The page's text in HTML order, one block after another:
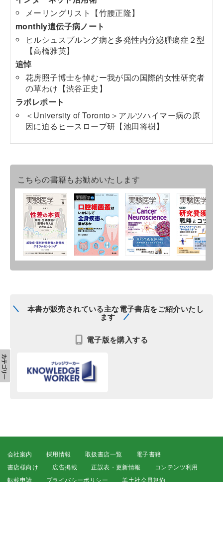
メーリングリスト【竹腰正隆】
monthly遺伝子病ノート
ヒルシュスプルング病と多発性内分泌腫瘍症２型
【高橋雅英】
追悼
花房照子博士を悼むー我が国の国際的女性研究者
の草わけ【渋谷正史】
ラボレポート
＜University of Toronto＞アルツハイマー病の原
因に迫るヒースロープ研【池田将樹】
こちらの書籍もお勧めいたします
本書が販売されている主な電子書店をご紹介いたし
ます
電子版を購入する
会社案内 採用情報 取扱書店一覧
電子書籍
書店様向け
広告掲載 正誤表・更新情報
コンテンツ利用
転載申請
プライバシーポリシー
羊土社会員規約